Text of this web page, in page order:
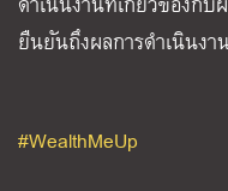
ยืนยันถึงผลการดำเนินงา
#WealthMeUp